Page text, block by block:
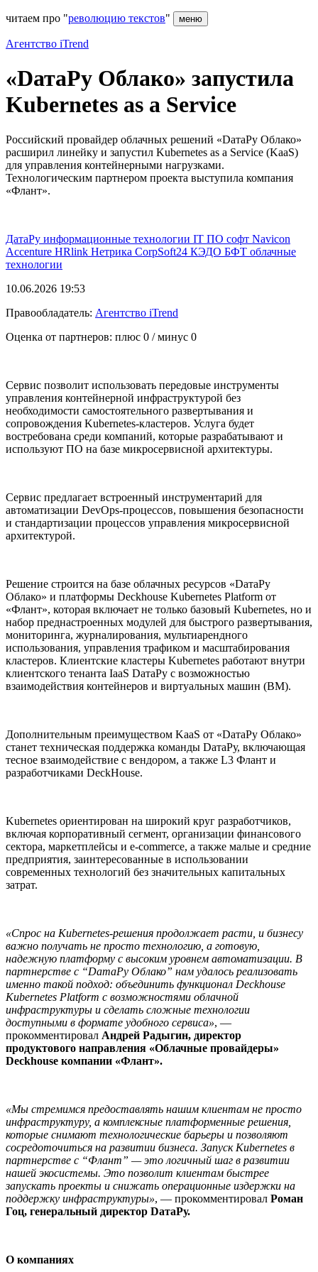
читаем про "революцию текстов" меню
Агентство iTrend
«DатаРу Облако» запустила
Kubernetes as a Service
Российский провайдер облачных решений «DатаРу Облако»
расширил линейку и запустил Kubernetes as a Service (KaaS)
для управления контейнерными нагрузками.
Технологическим партнером проекта выступила компания
«Флант».
ДатаРу информационные технологии IT ПО софт Navicon
Accenture HRlink Нетрика CorpSoft24 КЭДО БФТ облачные
технологии
10.06.2026 19:53
Правообладатель: Агентство iTrend
Оценка от партнеров: плюс 0 / минус 0
Cервис позволит использовать передовые инструменты
управления контейнерной инфраструктурой без
необходимости самостоятельного развертывания и
сопровождения Kubernetes-кластеров. Услуга будет
востребована среди компаний, которые разрабатывают и
используют ПО на базе микросервисной архитектуры.
Сервис предлагает встроенный инструментарий для
автоматизации DevOps-процессов, повышения безопасности
и стандартизации процессов управления микросервисной
архитектурой.
Решение строится на базе облачных ресурсов «DатаРу
Облако» и платформы Deckhouse Kubernetes Platform от
«Флант», которая включает не только базовый Kubernetes, но и
набор преднастроенных модулей для быстрого развертывания,
мониторинга, журналирования, мультиарендного
использования, управления трафиком и масштабирования
кластеров. Клиентские кластеры Kubernetes работают внутри
клиентского тенанта IaaS DатаРу с возможностью
взаимодействия контейнеров и виртуальных машин (ВМ).
Дополнительным преимуществом KaaS от «DатаРу Облако»
станет техническая поддержка команды DатаРу, включающая
тесное взаимодействие с вендором, а также L3 Флант и
разработчиками DeckHouse.
Kubernetes ориентирован на широкий круг разработчиков,
включая корпоративный сегмент, организации финансового
сектора, маркетплейсы и e-commerce, а также малые и средние
предприятия, заинтересованные в использовании
современных технологий без значительных капитальных
затрат.
«Спрос на Kubernetes-решения продолжает расти, и бизнесу
важно получать не просто технологию, а готовую,
надежную платформу с высоким уровнем автоматизации. В
партнерстве с “DатаРу Облако” нам удалось реализовать
именно такой подход: объединить функционал Deckhouse
Kubernetes Platform с возможностями облачной
инфраструктуры и сделать сложные технологии
доступными в формате удобного сервиса», —
прокомментировал Андрей Радыгин, директор
продуктового направления «Облачные провайдеры»
Deckhouse компании «Флант».
«Мы стремимся предоставлять нашим клиентам не просто
инфраструктуру, а комплексные платформенные решения,
которые снимают технологические барьеры и позволяют
сосредоточиться на развитии бизнеса. Запуск Kubernetes в
партнерстве с “Флант” — это логичный шаг в развитии
нашей экосистемы. Это позволит клиентам быстрее
запускать проекты и снижать операционные издержки на
поддержку инфраструктуры», — прокомментировал Роман
Гоц, генеральный директор DатаРу.
О компаниях